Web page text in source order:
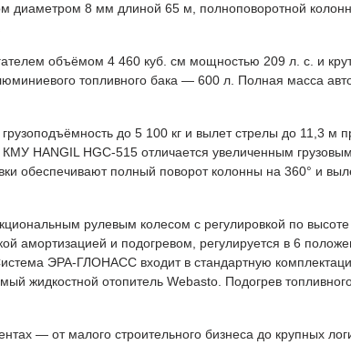
диаметром 8 мм длиной 65 м, полноповоротной
объёмом 4 460 куб. см мощностью 209 л. с. и
топливного бака — 600 л. Полная масса
до 5 100 кг и вылет стрелы до 11,3 м
HANGIL HGC-515 отличается увеличенным
полный поворот колонны на 360° и
рулевым колесом с регулировкой по
амортизацией и подогревом, регулируется в 6
ЭРА-ГЛОНАСС входит в стандартную
жидкостной отопитель Webasto. Подогрев
— от малого строительного бизнеса до крупных